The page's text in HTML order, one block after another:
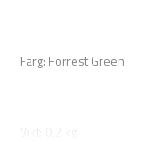
Färg: Forrest Green